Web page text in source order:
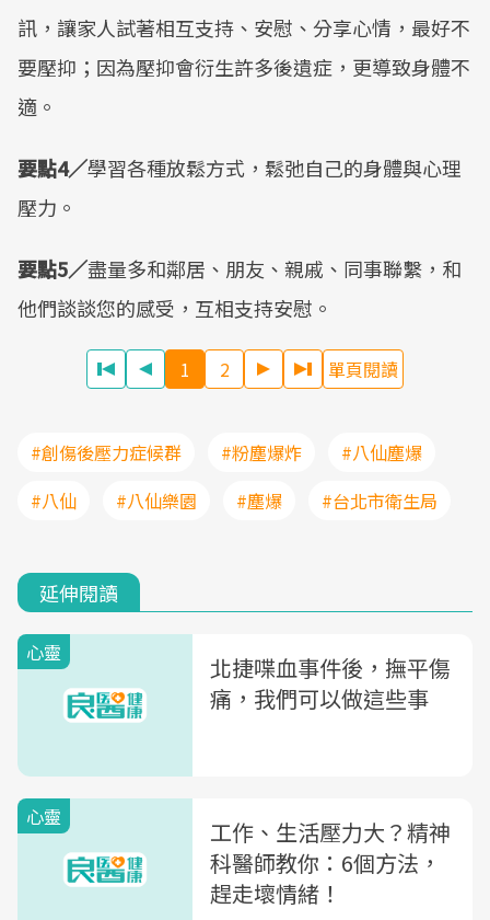
訊，讓家人試著相互支持、安慰、分享心情，最好不
要壓抑；因為壓抑會衍生許多後遺症，更導致身體不
適。
要點4／學習各種放鬆方式，鬆弛自己的身體與心理
壓力。
要點5／盡量多和鄰居、朋友、親戚、同事聯繫，和
他們談談您的感受，互相支持安慰。
1 2 單頁閱讀
#創傷後壓力症候群 #粉塵爆炸
#八仙塵爆
#八仙
#八仙樂園 #塵爆 #台北市衛生局
延伸閱讀
心靈
北捷喋血事件後，撫平傷
痛，我們可以做這些事
心靈
工作、生活壓力大？精神
科醫師教你：6個方法，
趕走壞情緒！